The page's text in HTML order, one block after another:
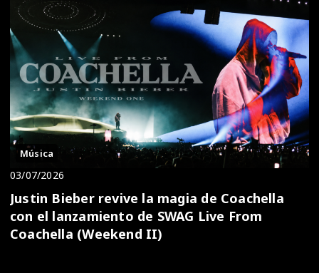
Música
03/07/2026
Justin Bieber revive la magia de Coachella
con el lanzamiento de SWAG Live From
Coachella (Weekend II)